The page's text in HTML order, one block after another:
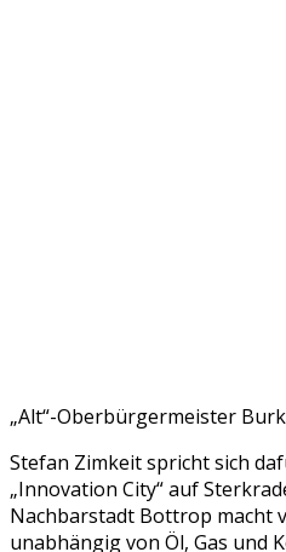
„Alt“-Oberbürgermeister
Stefan Zimkeit spricht sich
„Innovation City“ auf
Nachbarstadt Bottrop macht
unabhängig von Öl, Gas und